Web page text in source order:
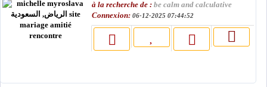
à la recherche de : be calm and calculative
Connexion: 06-12-2025 07:44:52